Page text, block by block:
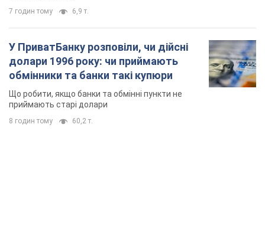
7 годин тому 6,9 т.
У ПриватБанку розповіли, чи дійсні
долари 1996 року: чи приймають
обмінники та банки такі купюри
Що робити, якщо банки та обмінні пункти не
приймають старі долари
8 годин тому 60,2 т.